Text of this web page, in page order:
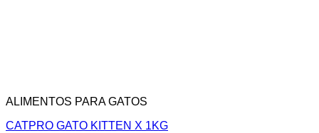
ALIMENTOS PARA GATOS
CATPRO GATO KITTEN X 1KG